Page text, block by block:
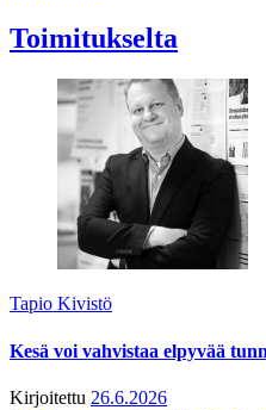
Toimitukselta
Tapio Kivistö
Kesä voi vahvistaa elpyvää
Kirjoitettu 26.6.2026